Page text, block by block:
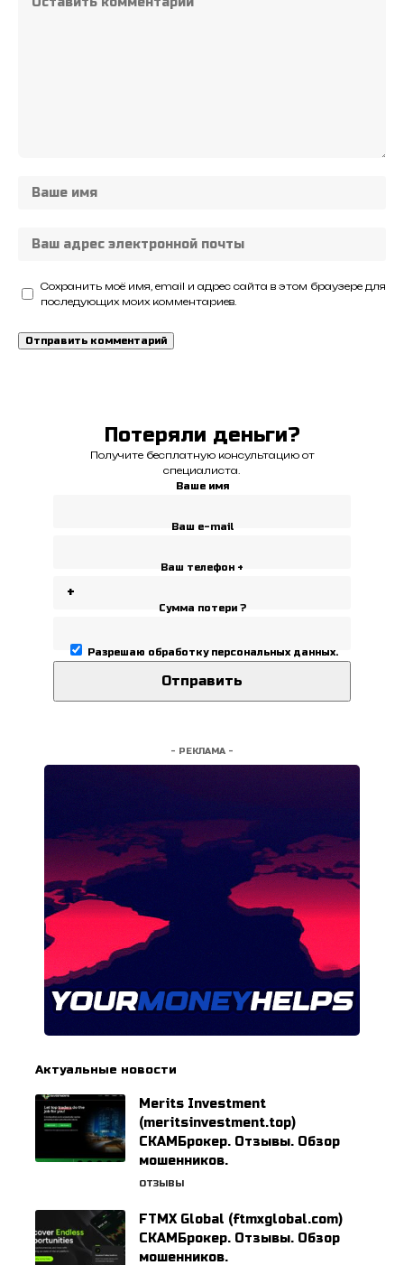
Сохранить моё имя, email и адрес сайта в этом браузере для
последующих моих комментариев.
Потеряли деньги?
Получите бесплатную консультацию от
специалиста.
Ваше имя
Ваш e-mail
Ваш телефон +
Сумма потери ?
Разрешаю обработку персональных данных.
- РЕКЛАМА -
Актуальные новости
Merits Investment
(meritsinvestment.top)
СКАМБрокер. Отзывы. Обзор
мошенников.
ОТЗЫВЫ
FTMX Global (ftmxglobal.com)
СКАМБрокер. Отзывы. Обзор
мошенников.